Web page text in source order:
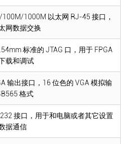
100M/1000M 以太网 RJ-45 接口，
网数据交换
标准的 JTAG 口，用于 FPGA
载和调试
输出接口，16 位色的 VGA 模拟输
格式
接口，用于和电脑或者其它设置
据通信